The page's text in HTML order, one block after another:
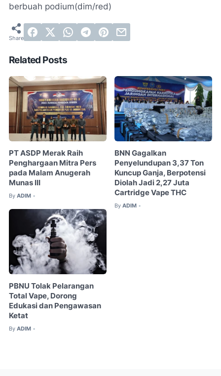
berbuah podium(dim/red)
Related Posts
PT ASDP Merak Raih
Penghargaan Mitra Pers
pada Malam Anugerah
Munas III
By ADIM •
BNN Gagalkan
Penyelundupan 3,37 Ton
Kuncup Ganja, Berpotensi
Diolah Jadi 2,27 Juta
Cartridge Vape THC
By ADIM •
PBNU Tolak Pelarangan
Total Vape, Dorong
Edukasi dan Pengawasan
Ketat
By ADIM •